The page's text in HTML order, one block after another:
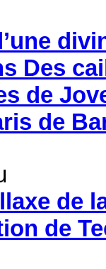
Des
de
de
de
de